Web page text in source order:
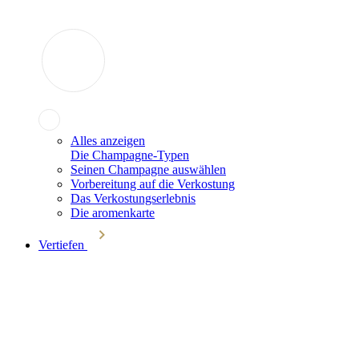
Alles anzeigen
Die Champagne-Typen
Seinen Champagne auswählen
Vorbereitung auf die Verkostung
Das Verkostungserlebnis
Die aromenkarte
Vertiefen